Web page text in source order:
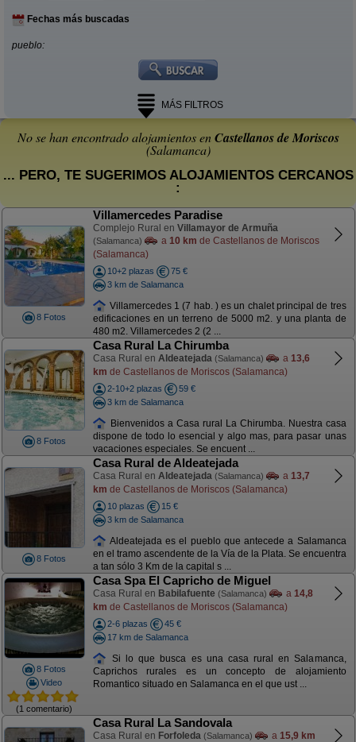
Fechas más buscadas
pueblo:
MÁS FILTROS
No se han encontrado alojamientos enCastellanos de Moriscos
(Salamanca)
... PERO, TE SUGERIMOS ALOJAMIENTOS CERCANOS
:
8 Fotos
Villamercedes Paradise
Complejo Rural en Villamayor de Armuña
(Salamanca) a 10 km de Castellanos de Moriscos
(Salamanca)
10+2 plazas
75 €
3 km de Salamanca
Villamercedes 1 (7 hab. ) es un chalet principal de tres
edificaciones en un terreno de 5000 m2. y una planta de
480 m2. Villamercedes 2 (2 ...
8 Fotos
Casa Rural La Chirumba
Casa Rural en Aldeatejada (Salamanca) a 13,6
km de Castellanos de Moriscos (Salamanca)
2-10+2 plazas
59 €
3 km de Salamanca
Bienvenidos a Casa rural La Chirumba. Nuestra casa
dispone de todo lo esencial y algo mas, para pasar unas
vacaciones especiales. Se encuent ...
8 Fotos
Casa Rural de Aldeatejada
Casa Rural en Aldeatejada (Salamanca) a 13,7
km de Castellanos de Moriscos (Salamanca)
10 plazas
15 €
3 km de Salamanca
Aldeatejada es el pueblo que antecede a Salamanca
en el tramo ascendente de la Vía de la Plata. Se encuentra
a tan sólo 3 Km de la capital s ...
8 Fotos
Video
(1 comentario)
Casa Spa El Capricho de Miguel
Casa Rural en Babilafuente (Salamanca) a 14,8
km de Castellanos de Moriscos (Salamanca)
2-6 plazas
45 €
17 km de Salamanca
Si lo que busca es una casa rural en Salamanca,
Caprichos rurales es un concepto de alojamiento
Romantico situado en Salamanca en el que ust ...
Casa Rural La Sandovala
Casa Rural en Forfoleda (Salamanca) a 15,9 km